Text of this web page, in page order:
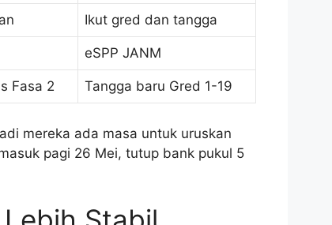
Ikut gred dan tangga
eSPP JANM
Fasa 2 Tangga baru Gred 1-19
mereka ada masa untuk uruskan
pagi 26 Mei, tutup bank pukul 5